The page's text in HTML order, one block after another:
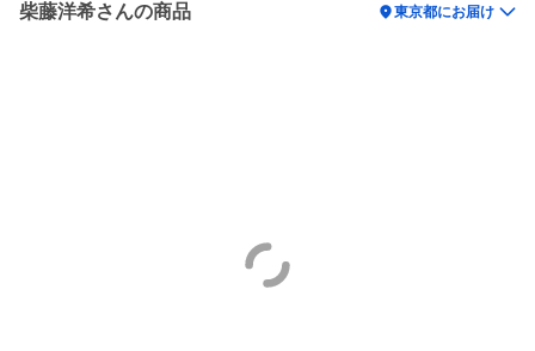
柴藤洋希さんの商品 location_on東京都にお届け